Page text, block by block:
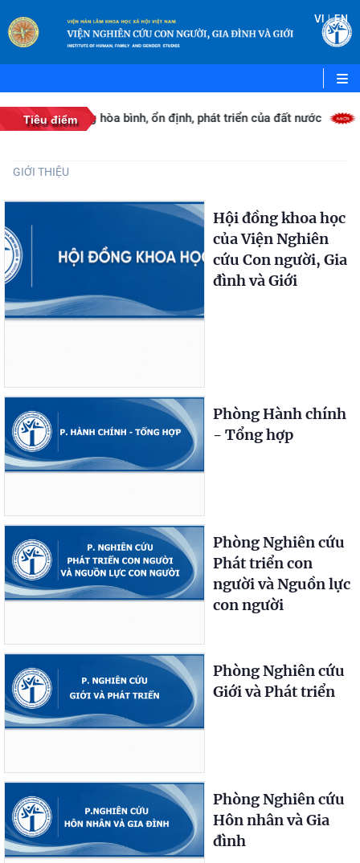
VI |EN
Tiêu điểm
môi trường hòa bình, ổn định, phát triển của đất nước
GIỚI THIỆU
Hội đồng khoa học
của Viện Nghiên
cứu Con người, Gia
đình và Giới
Phòng Hành chính
- Tổng hợp
Phòng Nghiên cứu
Phát triển con
người và Nguồn lực
con người
Phòng Nghiên cứu
Giới và Phát triển
Phòng Nghiên cứu
Hôn nhân và Gia
đình